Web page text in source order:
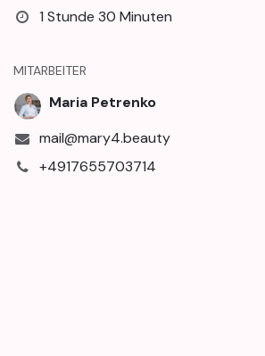
1 Stunde 30 Minuten
MITARBEITER
Maria Petrenko
mail@mary4.beauty
+4917655703714